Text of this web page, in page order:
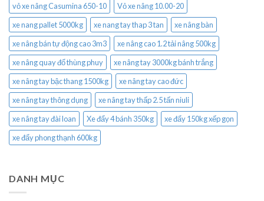
vỏ xe nâng Casumina 650-10
Vỏ xe nâng 10.00-20
xe nang pallet 5000kg
xe nang tay thap 3 tan
xe nâng bàn
xe nâng bán tự động cao 3m3
xe nâng cao 1.2 tải nâng 500kg
xe nâng quay đổ thùng phuy
xe nâng tay 3000kg bánh trắng
xe nâng tay bậc thang 1500kg
xe nâng tay cao đức
xe nâng tay thông dụng
xe nâng tay thấp 2.5 tấn niuli
xe nâng tay đài loan
Xe đẩy 4 bánh 350kg
xe đẩy 150kg xếp gọn
xe đẩy phong thạnh 600kg
DANH MỤC